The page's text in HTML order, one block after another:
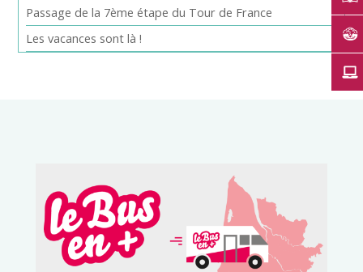
Passage de la 7ème étape du Tour de France
Les vacances sont là !